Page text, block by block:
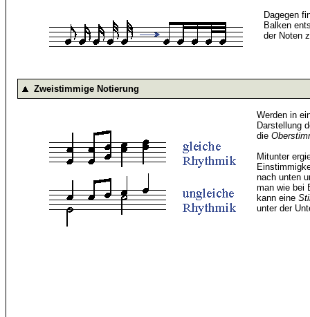
Dagegen
Balken
der Noten
Zweistimmige Notierung
Werden in
Darstellung
die
Mitunter
nach unten
man wie bei
kann eine
unter der